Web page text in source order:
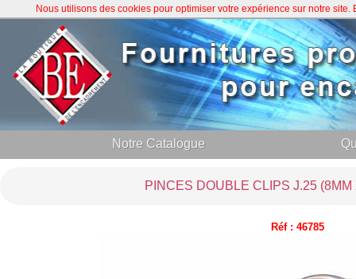
Notre Catalogue
PINCES DOUBLE CLIPS J.25
Réf : 46785
Nous utilisons des cookies pour optimiser votre expérience sur notre